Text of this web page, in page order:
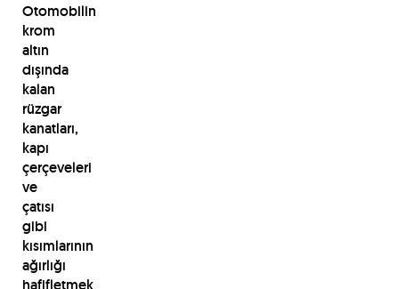
Otomobilin
krom
altın
dışında
kalan
rüzgar
kanatları,
kapı
çerçeveleri
ve
çatısı
gibi
kısımlarının
ağırlığı
hafifletmek